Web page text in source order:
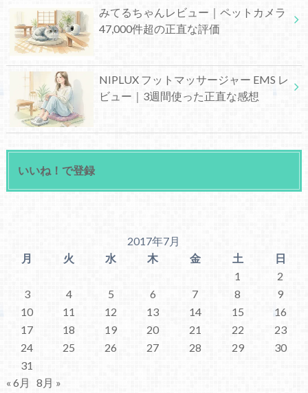
みてるちゃんレビュー｜ペットカメラ
47,000件超の正直な評価
NIPLUX フットマッサージャー EMS レ
ビュー｜3週間使った正直な感想
いいね！で登録
2017年7月
月
火 水 木 金 土
日
1
2
3
4 5 6 7 8
9
10
11 12 13 14 15
16
17
18 19 20 21 22
23
24
25 26 27 28 29
30
31
« 6月
8月 »